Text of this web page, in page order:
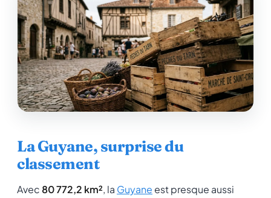
La Guyane, surprise du
classement
Avec 80 772,2 km², la Guyane est presque aussi